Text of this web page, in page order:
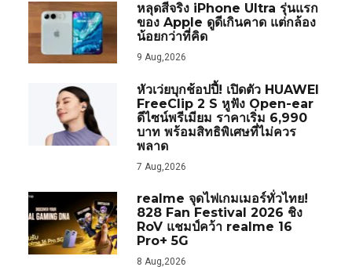
หลุดสีจริง iPhone Ultra รุ่นแรก
ของ Apple ดูดีเกินคาด แต่กล้อง
น้อยกว่าที่คิด
9 Aug,2026
หัวเว่ยบุกช้อปปี้! เปิดตัว HUAWEI
FreeClip 2 S หูฟัง Open-ear
ดีไซน์พรีเมียม ราคาเริ่ม 6,990
บาท พร้อมสิทธิพิเศษที่ไม่ควร
พลาด
7 Aug,2026
realme จุดไฟเกมเมอร์ทั่วไทย!
828 Fan Festival 2026 ชิง
RoV แชมป์คว้า realme 16
Pro+ 5G
8 Aug,2026